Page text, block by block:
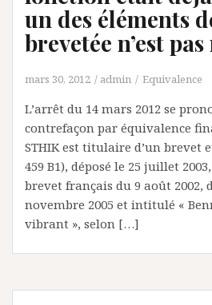
un des éléments
brevetée n’est
mars 30, 2012 admin Equivalence
L’arrêt du 14 mars 2012 se
contrefaçon par équivalence
STHIK est titulaire d’un brevet
459 B1), déposé le 25 juillet
brevet français du 9 août 2002,
novembre 2005 et intitulé «
vibrant », selon […]